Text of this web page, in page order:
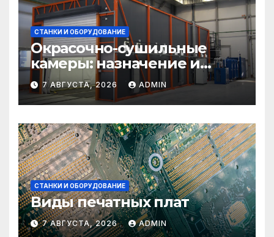
СТАНКИ И ОБОРУДОВАНИЕ
Окрасочно-сушильные
камеры: назначение и
области применения
7 АВГУСТА, 2026 ADMIN
СТАНКИ И ОБОРУДОВАНИЕ
Виды печатных плат
7 АВГУСТА, 2026 ADMIN